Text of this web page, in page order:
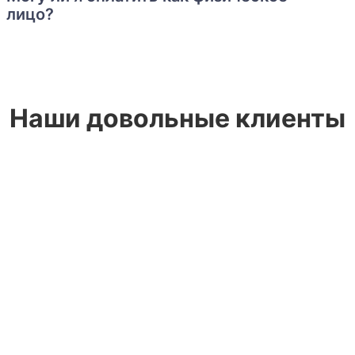
лицо?
Наши довольные клиенты